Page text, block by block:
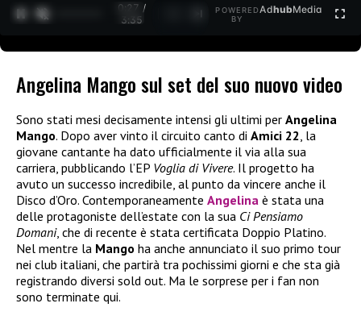
0:28 /
3:35
POWERED
BY
AdhubMedia
Angelina Mango sul set del suo nuovo video
Sono stati mesi decisamente intensi gli ultimi per Angelina
Mango. Dopo aver vinto il circuito canto di Amici 22, la
giovane cantante ha dato ufficialmente il via alla sua
carriera, pubblicando l’EP Voglia di Vivere. Il progetto ha
avuto un successo incredibile, al punto da vincere anche il
Disco d’Oro. Contemporaneamente Angelina è stata una
delle protagoniste dell’estate con la sua Ci Pensiamo
Domani, che di recente è stata certificata Doppio Platino.
Nel mentre la Mango ha anche annunciato il suo primo tour
nei club italiani, che partirà tra pochissimi giorni e che sta già
registrando diversi sold out. Ma le sorprese per i fan non
sono terminate qui.